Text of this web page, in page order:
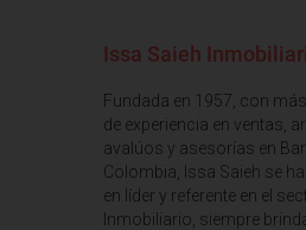
Issa Saieh
Fundada en 1957, con
de experiencia en ventas,
avalúos y asesorías en
Colombia, Issa Saieh se
en líder y referente en el
Inmobiliario, siempre